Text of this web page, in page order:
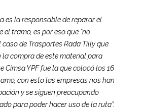
es la responsable de reparar el
el tramo, es por eso que “no
de Trasportes Rada Tilly que
compra de este material para
Cimsa YPF fue la que colocó los 16
con esto las empresas nos han
y se siguen preocupando
para poder hacer uso de la ruta”.